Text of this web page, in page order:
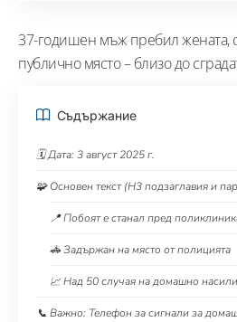
37-годишен мъж пребил жената,
публично място – близо до
Съдържание
🗓️ Дата: 3 август 2025 г.
🧩 Основен текст (H3 подзаглавия и
📍 Побоят е станал пред
🚓 Задържан на място от полицията
📈 Над 50 случая на домашно
📞 Важно: Телефон за сигнали за